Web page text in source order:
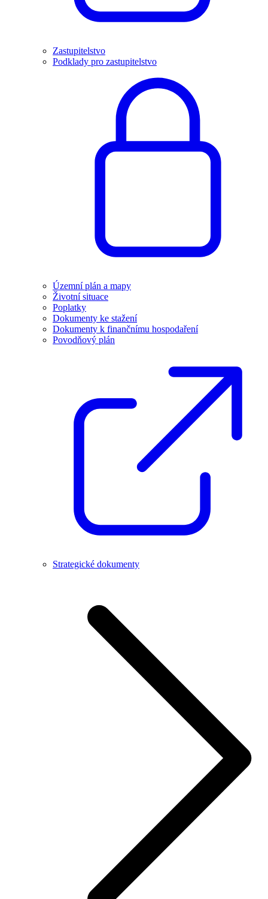
Zastupitelstvo
Podklady pro zastupitelstvo
Územní plán a mapy
Životní situace
Poplatky
Dokumenty ke stažení
Dokumenty k finančnímu hospodaření
Povodňový plán
Strategické dokumenty